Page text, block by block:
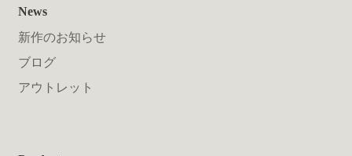
News
新作のお知らせ
ブログ
アウトレット